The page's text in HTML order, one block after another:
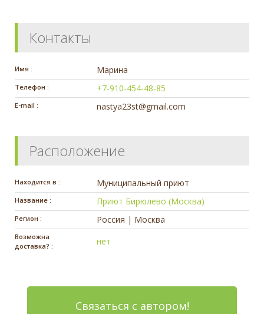
Контакты
Имя : Марина
Телефон : +7-910-454-48-85
E-mail : nastya23st@gmail.com
Расположение
Находится в : Муниципальный приют
Название : Приют Бирюлево (Москва)
Регион : Россия | Москва
Возможна
доставка? :
нет
Связаться с автором!